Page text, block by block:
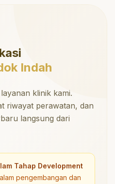
Indah
klinik kami.
riwayat perawatan, dan
langsung dari
Tahap Development
pengembangan dan